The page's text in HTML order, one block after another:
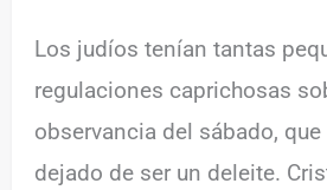
Los judíos tenían tantas
regulaciones caprichosas
observancia del sábado,
dejado de ser un deleite.